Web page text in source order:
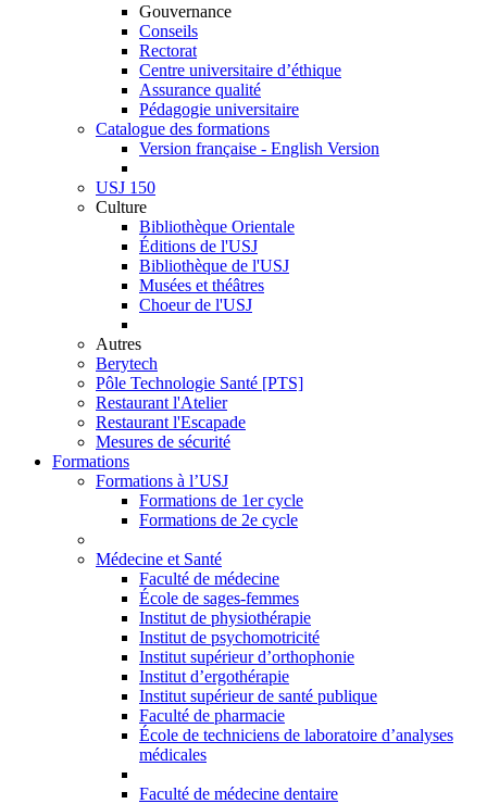
Gouvernance
Conseils
Rectorat
Centre universitaire d’éthique
Assurance qualité
Pédagogie universitaire
Catalogue des formations
Version française - English Version
USJ 150
Culture
Bibliothèque Orientale
Éditions de l'USJ
Bibliothèque de l'USJ
Musées et théâtres
Choeur de l'USJ
Autres
Berytech
Pôle Technologie Santé [PTS]
Restaurant l'Atelier
Restaurant l'Escapade
Mesures de sécurité
Formations
Formations à l’USJ
Formations de 1er cycle
Formations de 2e cycle
Médecine et Santé
Faculté de médecine
École de sages-femmes
Institut de physiothérapie
Institut de psychomotricité
Institut supérieur d’orthophonie
Institut d’ergothérapie
Institut supérieur de santé publique
Faculté de pharmacie
École de techniciens de laboratoire d’analyses
médicales
Faculté de médecine dentaire